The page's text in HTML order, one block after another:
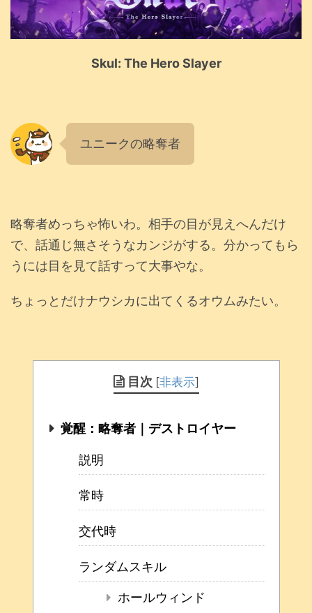
Skul: The Hero Slayer
ユニークの略奪者
略奪者めっちゃ怖いわ。相手の目が見えへんだけ
で、話通じ無さそうなカンジがする。分かってもら
うには目を見て話すって大事やな。
ちょっとだけナウシカに出てくるオウムみたい。
目次 [非表示]
覚醒：略奪者｜デストロイヤー
説明
常時
交代時
ランダムスキル
ホールウィンド